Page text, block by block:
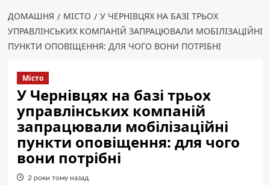
ДОМАШНЯ МІСТО
У ЧЕРНІВЦЯХ НА БАЗІ ТРЬОХ
УПРАВЛІНСЬКИХ КОМПАНІЙ ЗАПРАЦЮВАЛИ МОБІЛІЗАЦІЙНІ
ПУНКТИ ОПОВІЩЕННЯ: ДЛЯ ЧОГО ВОНИ ПОТРІБНІ
Місто
У Чернівцях на базі трьох
управлінських компаній
запрацювали мобілізаційні
пункти оповіщення: для чого
вони потрібні
2 роки тому назад